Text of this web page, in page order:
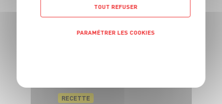
30 min
RECETTE
TOUT REFUSER
PARAMÉTRER LES COOKIES